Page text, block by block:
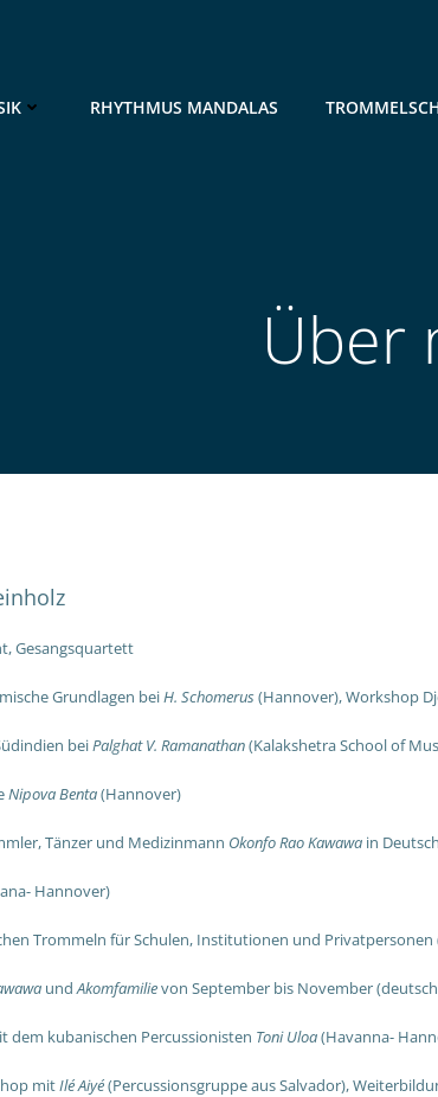
RHYTHMUS MANDALAS
Über
Gesangsquartett
Grundlagen beiH. Schomerus(Hannover), Workshop
beiPalghat V. Ramanathan(Kalakshetra School of
Nipova Benta(Hannover)
Tänzer und Medizinmann Okonfo Rao Kawawa in
Hannover)
Trommeln für Schulen, Institutionen und
undAkomfamilievon September bis November
dem kubanischen Percussionisten Toni Uloa(Havanna-
mitIlé Aiyé(Percussionsgruppe aus Salvador),